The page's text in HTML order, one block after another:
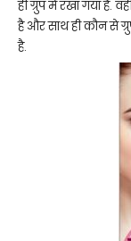
ही ग्रुप में रखा गया है.
है और साथ ही कौन से
है.